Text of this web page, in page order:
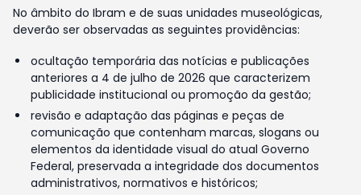
No âmbito do Ibram e de suas unidades museológicas,
deverão ser observadas as seguintes providências:
ocultação temporária das notícias e publicações
anteriores a 4 de julho de 2026 que caracterizem
publicidade institucional ou promoção da gestão;
revisão e adaptação das páginas e peças de
comunicação que contenham marcas, slogans ou
elementos da identidade visual do atual Governo
Federal, preservada a integridade dos documentos
administrativos, normativos e históricos;